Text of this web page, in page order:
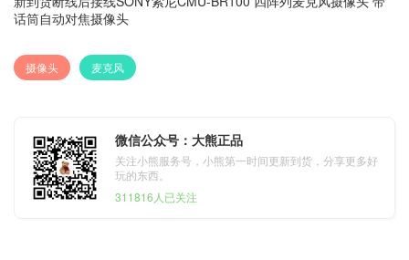
话筒自动对焦摄像头
摄像头 麦克风
微信公众号：大熊正品
关注小熊服务号，小熊第一时间更新到货，分享更多好
玩的东西。
311816人已关注